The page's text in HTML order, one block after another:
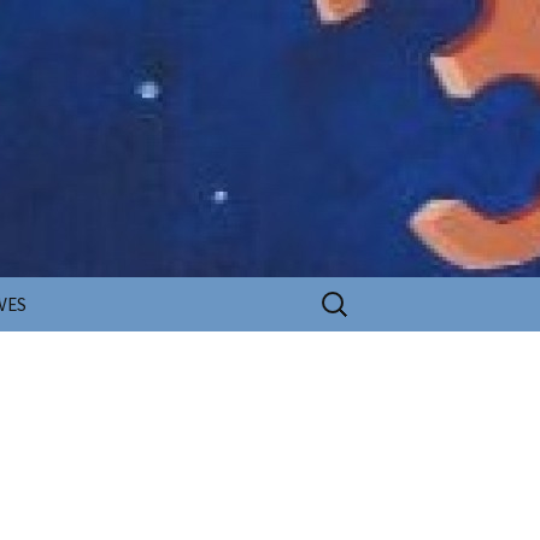
Rechercher :